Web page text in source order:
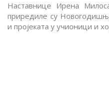
Наставнице Ирена
приредиле су
и пројеката у учионици и